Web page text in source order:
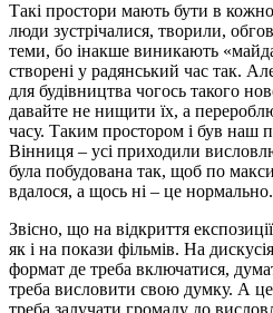
Такі простори мають бути в
люди зустрічалися, творили,
теми, бо інакше виникають
створені у радянський час так.
для будівництва чогось такого
давайте не нищити їх, а
часу. Таким простором і був наш
Вінниця – усі приходили
була побудована так, щоб по
вдалося, а щось ні – це нормально.
Звісно, що на відкриття
як і на покази фільмів. На
формат де треба включатися,
треба висловити свою думку. А